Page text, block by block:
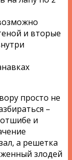
и вторые
просто не
–
и
а решетка
злодей